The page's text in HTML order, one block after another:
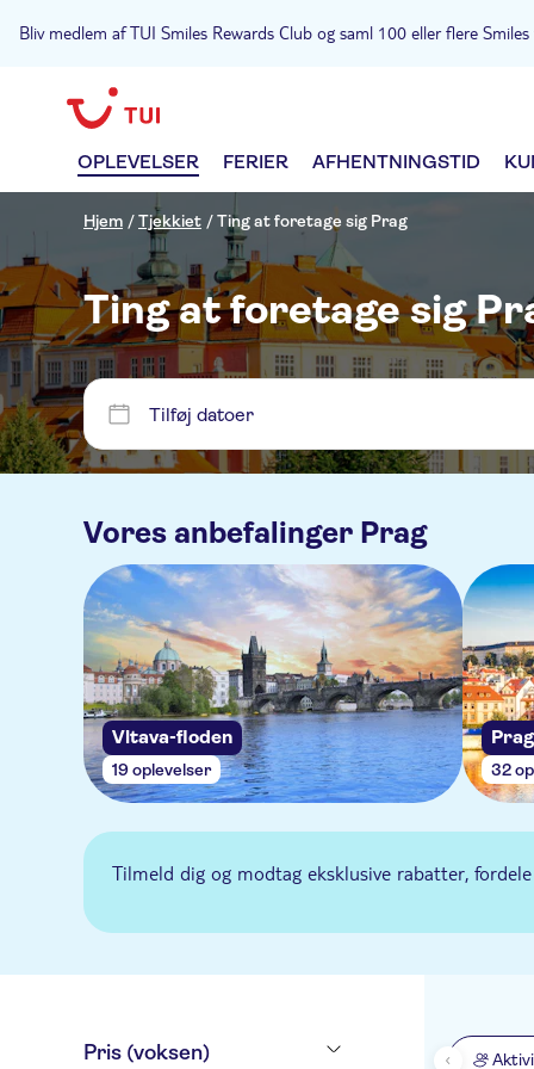
Bliv medlem af TUI Smiles Rewards Club og saml 100 eller flere
OPLEVELSER FERIER AFHENTNINGSTID
Hjem /Tjekkiet /Ting at foretage sig Prag
Ting at foretage sig
Tilføj datoer
Vores anbefalinger Prag
Vltava-floden
19 oplevelser 32
Tilmeld dig og modtag eksklusive rabatter,
Pris (voksen)